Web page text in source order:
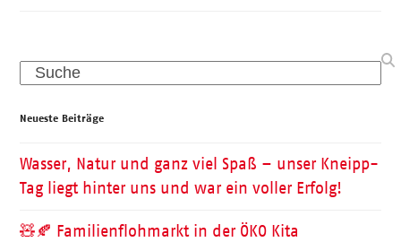
Search
Neueste Beiträge
Wasser, Natur und ganz viel Spaß – unser Kneipp-
Tag liegt hinter uns und war ein voller Erfolg!
🧸🍂 Familienflohmarkt in der ÖKO Kita